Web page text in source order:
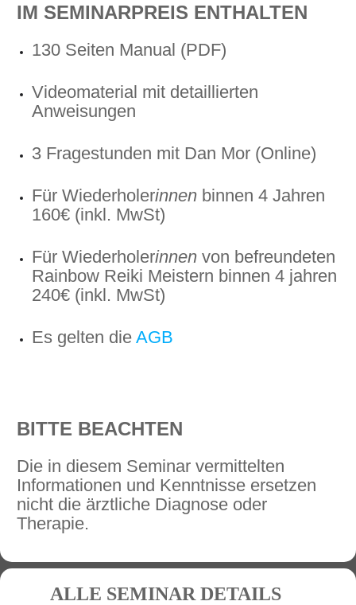
IM SEMINARPREIS ENTHALTEN
130 Seiten Manual (PDF)
Videomaterial mit detaillierten
Anweisungen
3 Fragestunden mit Dan Mor (Online)
Für Wiederholerinnen binnen 4 Jahren
160€ (inkl. MwSt)
Für Wiederholerinnen von befreundeten
Rainbow Reiki Meistern binnen 4 jahren
240€ (inkl. MwSt)
Es gelten die AGB
BITTE BEACHTEN
Die in diesem Seminar vermittelten
Informationen und Kenntnisse ersetzen
nicht die ärztliche Diagnose oder
Therapie.
ALLE SEMINAR DETAILS